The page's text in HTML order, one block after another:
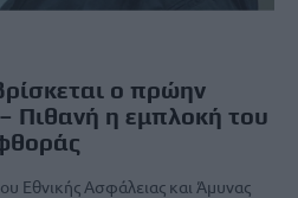
ο πρώην
Πιθανή η εμπλοκή του
Εθνικής Ασφάλειας και Άμυνας